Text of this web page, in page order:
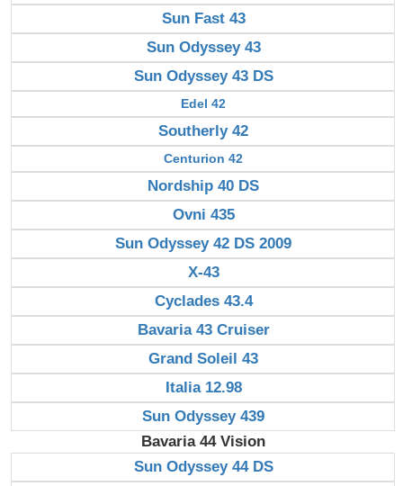
Sun Fast 43
Sun Odyssey 43
Sun Odyssey 43 DS
Edel 42
Southerly 42
Centurion 42
Nordship 40 DS
Ovni 435
Sun Odyssey 42 DS 2009
X-43
Cyclades 43.4
Bavaria 43 Cruiser
Grand Soleil 43
Italia 12.98
Sun Odyssey 439
Bavaria 44 Vision
Sun Odyssey 44 DS